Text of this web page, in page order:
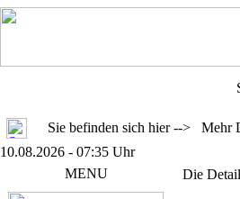
Sie befinden sich hier --> Mehr
10.08.2026 - 07:35 Uhr
MENU
Die